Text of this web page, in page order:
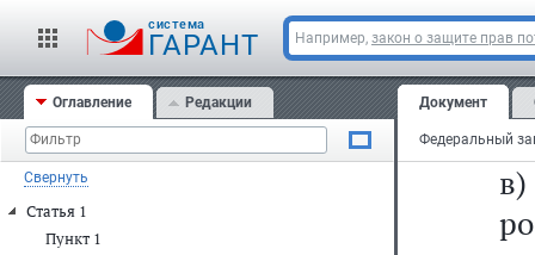
cистема
ГАРАНТ Например, закон о защите прав
Оглавление Редакции
Свернуть
Статья 1
Пункт 1
Документ